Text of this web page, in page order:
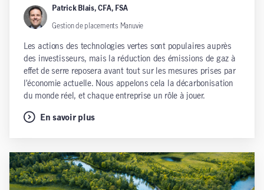
Patrick Blais, CFA, FSA
Gestion de placements Manuvie
Les actions des technologies vertes sont populaires auprès
des investisseurs, mais la réduction des émissions de gaz à
effet de serre reposera avant tout sur les mesures prises par
l’économie actuelle. Nous appelons cela la décarbonisation
du monde réel, et chaque entreprise un rôle à jouer.
En savoir plus